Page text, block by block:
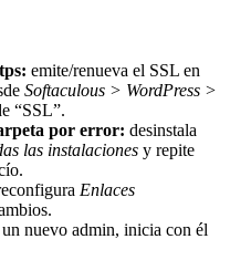
emite/renueva el SSL en
Softaculous > WordPress >
“SSL”.
por error: desinstala
las instalaciones y repite
Enlaces
un nuevo admin, inicia con él